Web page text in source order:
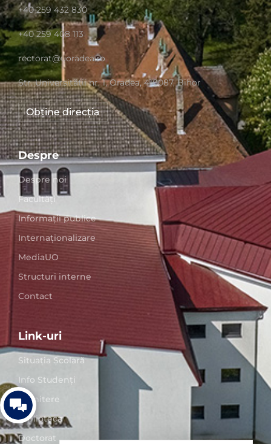
+40 259 432 830
+40 259 408 113
rectorat@uoradea.ro
Str. Universităţii nr. 1, Oradea, 410087, Bihor
Obține direcția
Despre
Despre noi
Facultăți
Informații publice
Internaționalizare
MediaUO
Structuri interne
Contact
Link-uri
Situaţia Școlară
Info Studenți
Admitere
Biblioteca
Doctorat